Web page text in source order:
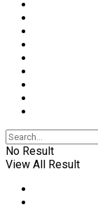
No Result
View All Result